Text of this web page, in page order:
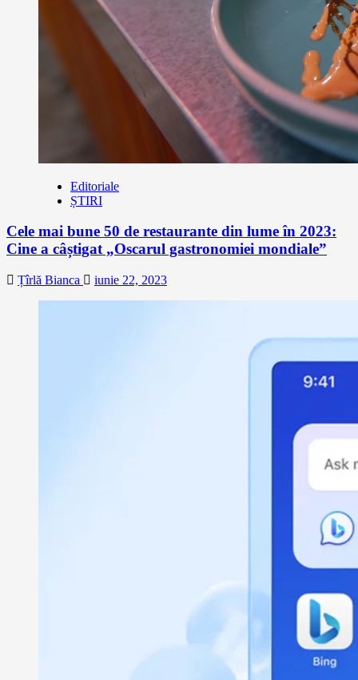
Editoriale
ȘTIRI
Cele mai bune 50 de restaurante din lume în 2023:
Cine a câștigat „Oscarul gastronomiei mondiale”
Țîrlă Bianca iunie 22, 2023